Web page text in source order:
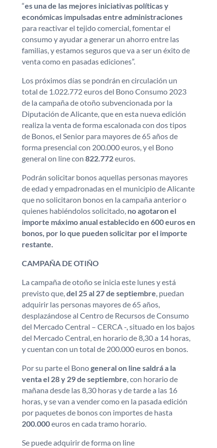
“es una de las mejores iniciativas políticas y
económicas impulsadas entre administraciones
para reactivar el tejido comercial, fomentar el
consumo y ayudar a generar un ahorro entre las
familias, y estamos seguros que va a ser un éxito de
venta como en pasadas ediciones”.
Los próximos días se pondrán en circulación un
total de 1.022.772 euros del Bono Consumo 2023
de la campaña de otoño subvencionada por la
Diputación de Alicante, que en esta nueva edición
realiza la venta de forma escalonada con dos tipos
de Bonos, el Senior para mayores de 65 años de
forma presencial con 200.000 euros, y el Bono
general on line con 822.772euros.
Podrán solicitar bonos aquellas personas mayores
de edad y empadronadas en el municipio de Alicante
que no solicitaron bonos en la campaña anterior o
quienes habiéndolos solicitado, no agotaron el
importe máximo anual establecido en 600 euros en
bonos, por lo que pueden solicitar por el importe
restante.
CAMPAÑA DE OTIÑO
La campaña de otoño se inicia este lunes y está
previsto que,del 25 al 27 de septiembre, puedan
adquirir las personas mayores de 65 años,
desplazándose al Centro de Recursos de Consumo
del Mercado Central – CERCA -, situado en los bajos
del Mercado Central, en horario de 8,30 a 14 horas,
y cuentan con un total de 200.000 euros en bonos.
Por su parte el Bonogeneral on line saldrá a la
venta el 28 y 29 de septiembre, con horario de
mañana desde las 8,30 horas y de tarde a las 16
horas, y se van a vender como en la pasada edición
por paquetes de bonos con importes de hasta
200.000euros en cada tramo horario.
Se puede adquirir de forma on line